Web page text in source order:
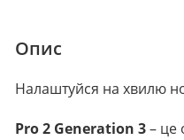
Опис
Налаштуйся на хвилю
Pro 2 Generation 3– це